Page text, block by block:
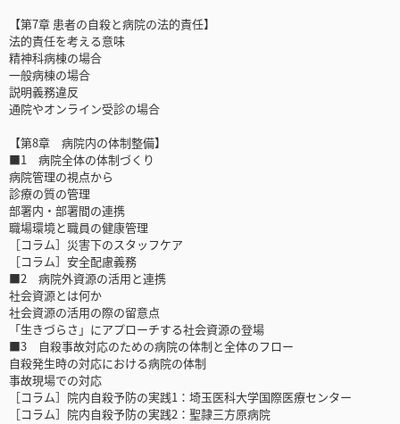
【第7章 患者の自殺と病院の法的責任】
法的責任を考える意味
精神科病棟の場合
一般病棟の場合
説明義務違反
通院やオンライン受診の場合
【第8章 病院内の体制整備】
■1 病院全体の体制づくり
病院管理の視点から
診療の質の管理
部署内・部署間の連携
職場環境と職員の健康管理
［コラム］災害下のスタッフケア
［コラム］安全配慮義務
■2 病院外資源の活用と連携
社会資源とは何か
社会資源の活用の際の留意点
「生きづらさ」にアプローチする社会資源の登場
■3 自殺事故対応のための病院の体制と全体のフロー
自殺発生時の対応における病院の体制
事故現場での対応
［コラム］院内自殺予防の実践1：埼玉医科大学国際医療センター
［コラム］院内自殺予防の実践2：聖隷三方原病院